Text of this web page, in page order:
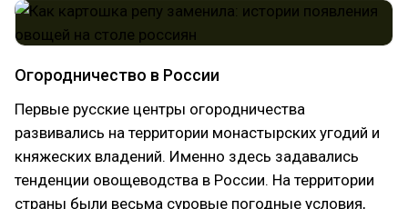
Огородничество в России
Первые русские центры огородничества
развивались на территории монастырских угодий и
княжеских владений. Именно здесь задавались
тенденции овощеводства в России. На территории
страны были весьма суровые погодные условия,